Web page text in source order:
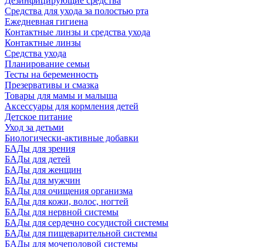
Средства для ухода за полостью рта
Ежедневная гигиена
Контактные линзы и средства ухода
Контактные линзы
Средства ухода
Планирование семьи
Тесты на беременность
Презервативы и смазка
Товары для мамы и малыша
Аксессуары для кормления детей
Детское питание
Уход за детьми
Биологически-активные добавки
БАДы для зрения
БАДы для детей
БАДы для женщин
БАДы для мужчин
БАДы для очищения организма
БАДы для кожи, волос, ногтей
БАДы для нервной системы
БАДы для сердечно сосудистой системы
БАДы для пищеварительной системы
БАДы для мочеполовой системы